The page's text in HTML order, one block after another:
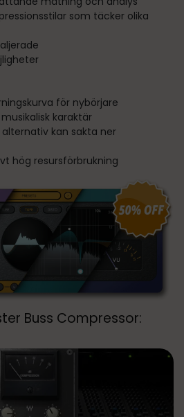
som täcker olika
för nybörjare
karaktär
kan sakta ner
hög resursförbrukning
Buss Compressor: